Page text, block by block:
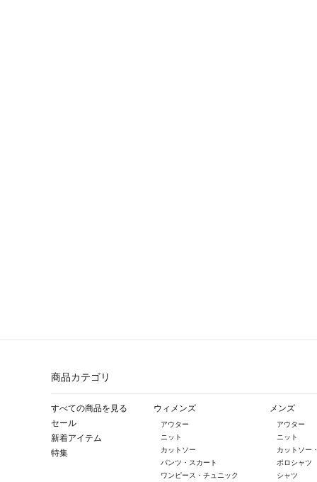
商品カテゴリ
すべての商品を見る
セール
新着アイテム
特集
ウィメンズ
アウター
ニット
カットソー
パンツ・スカート
ワンピース・チュニック
メンズ
アウター
ニット
カットソー
ポロシャツ
シャツ